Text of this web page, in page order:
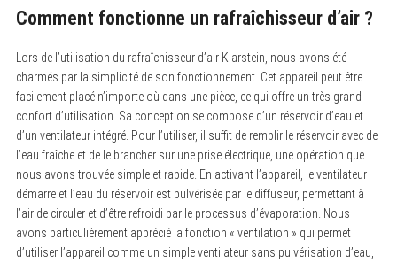
Comment fonctionne un rafraîchisseur d’air ?
Lors de l’utilisation du rafraîchisseur d’air Klarstein, nous avons été
charmés par la simplicité de son fonctionnement. Cet appareil peut être
facilement placé n’importe où dans une pièce, ce qui offre un très grand
confort d’utilisation. Sa conception se compose d’un réservoir d’eau et
d’un ventilateur intégré. Pour l’utiliser, il suffit de remplir le réservoir avec de
l’eau fraîche et de le brancher sur une prise électrique, une opération que
nous avons trouvée simple et rapide. En activant l’appareil, le ventilateur
démarre et l’eau du réservoir est pulvérisée par le diffuseur, permettant à
l’air de circuler et d’être refroidi par le processus d’évaporation. Nous
avons particulièrement apprécié la fonction « ventilation » qui permet
d’utiliser l’appareil comme un simple ventilateur sans pulvérisation d’eau,